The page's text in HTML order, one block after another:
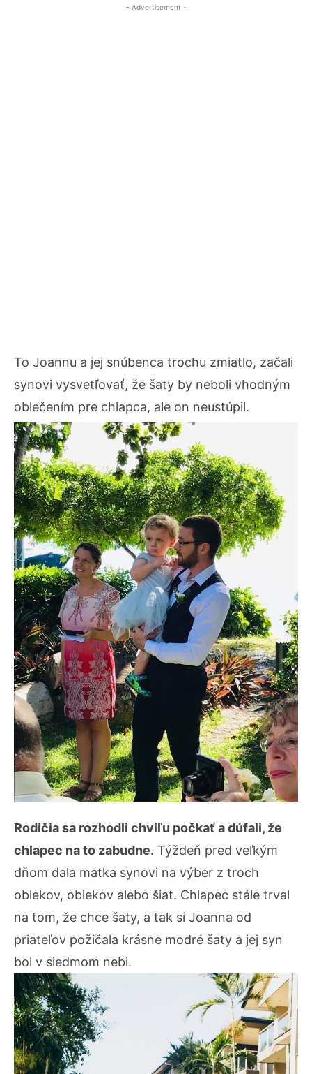
- Advertisement -
To Joannu a jej snúbenca trochu zmiatlo, začali
synovi vysvetľovať, že šaty by neboli vhodným
oblečením pre chlapca, ale on neustúpil.
Rodičia sa rozhodli chvíľu počkať a dúfali, že
chlapec na to zabudne. Týždeň pred veľkým
dňom dala matka synovi na výber z troch
oblekov, oblekov alebo šiat. Chlapec stále trval
na tom, že chce šaty, a tak si Joanna od
priateľov požičala krásne modré šaty a jej syn
bol v siedmom nebi.